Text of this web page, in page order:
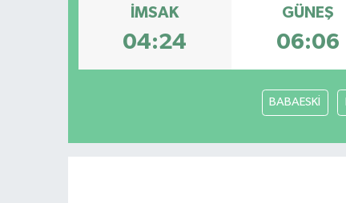
İMSAK
04:24
GÜNEŞ
06:06
BABAESKİ